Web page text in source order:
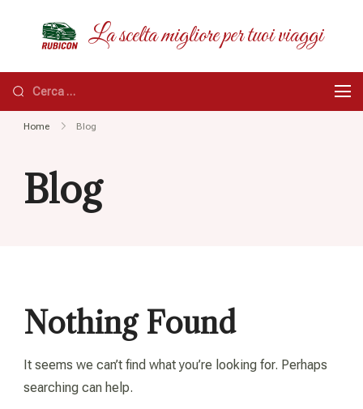
RUBICON
La scelta migliore per tuoi viaggi
Ricerca
per:
Home Blog
Blog
Nothing Found
It seems we can’t find what you’re looking for. Perhaps
searching can help.